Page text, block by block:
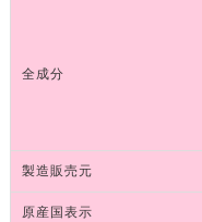
全成分
製造販売元
原産国表示